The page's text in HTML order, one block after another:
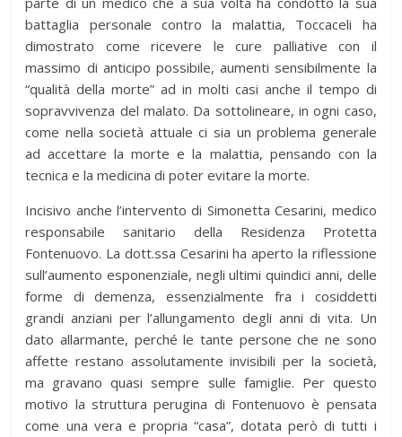
battaglia personale contro la malattia, Toccaceli ha
dimostrato come ricevere le cure palliative con il
massimo di anticipo possibile, aumenti sensibilmente la
“qualità della morte” ad in molti casi anche il tempo di
sopravvivenza del malato. Da sottolineare, in ogni caso,
come nella società attuale ci sia un problema generale
ad accettare la morte e la malattia, pensando con la
tecnica e la medicina di poter evitare la morte.
Incisivo anche l’intervento di Simonetta Cesarini, medico
responsabile sanitario della Residenza Protetta
Fontenuovo. La dott.ssa Cesarini ha aperto la riflessione
sull’aumento esponenziale, negli ultimi quindici anni, delle
forme di demenza, essenzialmente fra i cosiddetti
grandi anziani per l’allungamento degli anni di vita. Un
dato allarmante, perché le tante persone che ne sono
affette restano assolutamente invisibili per la società,
ma gravano quasi sempre sulle famiglie. Per questo
motivo la struttura perugina di Fontenuovo è pensata
come una vera e propria “casa”, dotata però di tutti i